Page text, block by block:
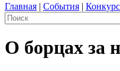
Главная | События |
О борцах за